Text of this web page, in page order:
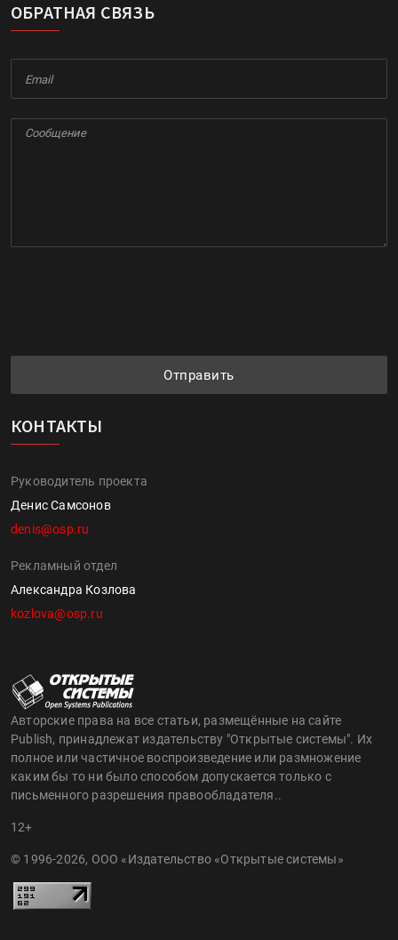
ОБРАТНАЯ СВЯЗЬ
Отправить
КОНТАКТЫ
Руководитель проекта
Денис Самсонов
denis@osp.ru
Рекламный отдел
Александра Козлова
kozlova@osp.ru
Авторские права на все статьи, размещённые на сайте
Publish, принадлежат издательству "Открытые системы". Их
полное или частичное воспроизведение или размножение
каким бы то ни было способом допускается только с
письменного разрешения правообладателя..
12+
© 1996-2026, ООО «Издательство «Открытые системы»